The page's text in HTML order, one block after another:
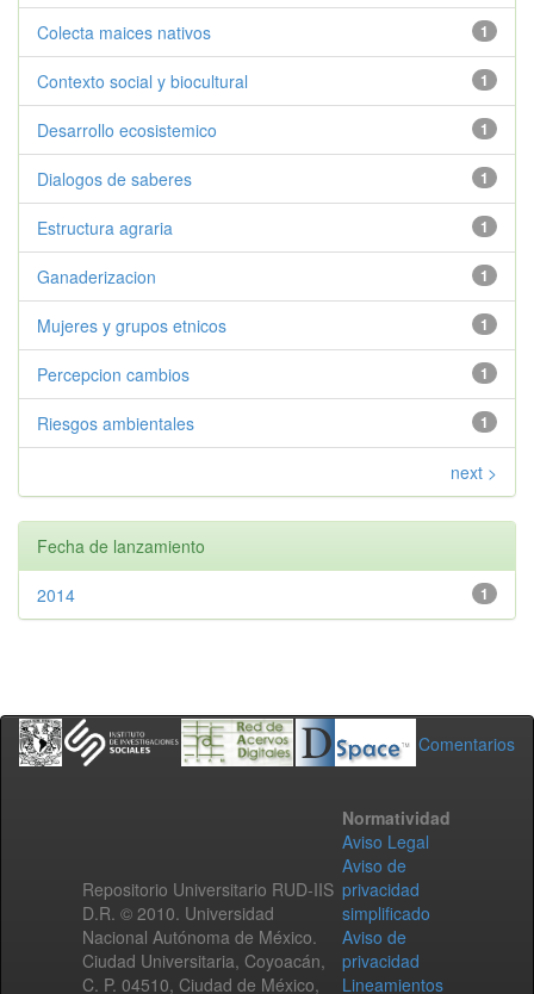
1
Colecta maices nativos
1
Contexto social y biocultural
1
Desarrollo ecosistemico
1
Dialogos de saberes
1
Estructura agraria
1
Ganaderizacion
1
Mujeres y grupos etnicos
1
Percepcion cambios
1
Riesgos ambientales
next >
Fecha de lanzamiento
1
2014
Comentarios
Repositorio Universitario RUD-IIS
D.R. © 2010. Universidad
Nacional Autónoma de México.
Ciudad Universitaria, Coyoacán,
C. P. 04510, Ciudad de México,
Normatividad
Aviso Legal
Aviso de
privacidad
simplificado
Aviso de
privacidad
Lineamientos